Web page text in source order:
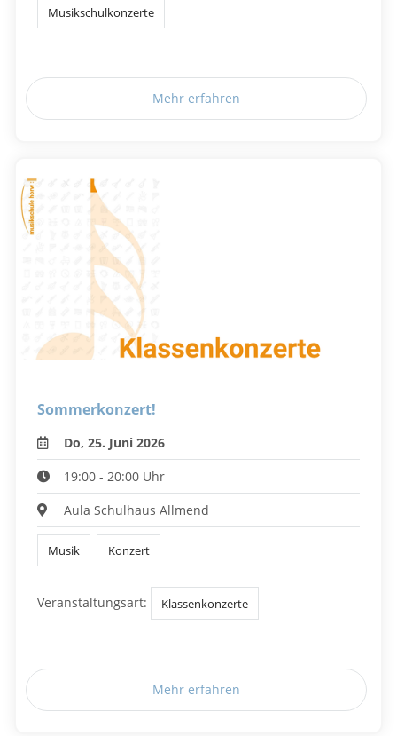
Musikschulkonzerte
Mehr erfahren
Sommerkonzert!
Do, 25. Juni 2026
19:00 - 20:00 Uhr
Aula Schulhaus Allmend
Musik Konzert
Veranstaltungsart: Klassenkonzerte
Mehr erfahren